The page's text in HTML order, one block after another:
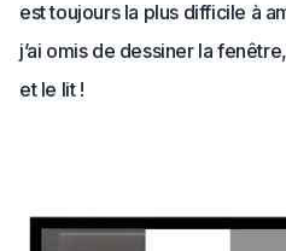
est toujours la plus difficile à
j’ai omis de dessiner la
et le lit !